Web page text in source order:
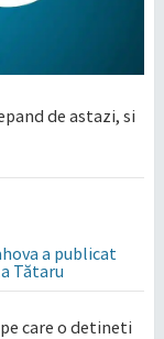
de astazi, si
a publicat
Tătaru
care o detineti